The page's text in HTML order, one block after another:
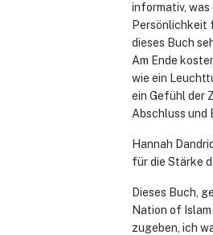
informativ, was
Persönlichkeit
dieses Buch
Am Ende
wie ein
ein Gefühl der
Abschluss und
Hannah
für die Stärke
Dieses Buch,
Nation of
zugeben, ich